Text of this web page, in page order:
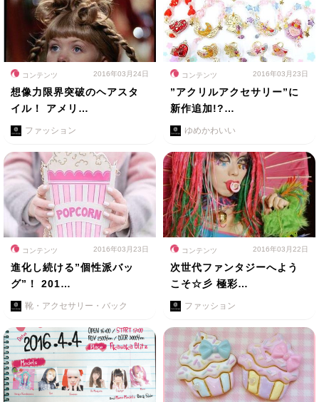
コンテンツ 2016年03月24日
想像力限界突破のヘアスタ
イル！ アメリ…
ファッション
コンテンツ 2016年03月23日
”アクリルアクセサリー”に
新作追加!?…
ゆめかわいい
コンテンツ 2016年03月23日
進化し続ける”個性派バッ
グ”！ 201…
靴・アクセサリー・バック
コンテンツ 2016年03月22日
次世代ファンタジーへよう
こそ☆彡 極彩…
ファッション